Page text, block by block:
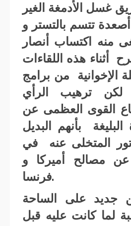
غسل الأدمغة الغير
تتسم بالتستر و
منه اكتساب أنصار
أثناء هذه اللقاءات
الإخوانية من برامج
ترهيب الرأي
القوى العظمى عن
بأنهم البديل
المتخلى عنه في
عن مصالح أميركا و
فرنسا.
جديد على الساحة
لما كانت عليه قبل